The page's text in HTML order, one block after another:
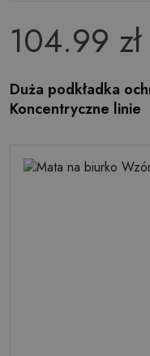
104.99 zł
Duża podkładka
Koncentryczne linie